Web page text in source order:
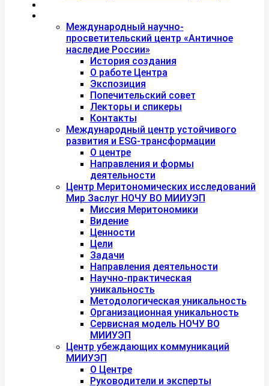
Международный научно-
просветительский центр «Античное
наследие России»
История создания
О работе Центра
Экспозиция
Попечительский совет
Лекторы и спикеры
Контакты
Международный центр устойчивого
развития и ESG-трансформации
О центре
Направления и формы
деятельности
Центр Меритономических исследований
Мир Заслуг НОЧУ ВО МИИУЭП
Миссия Меритономики
Видение
Ценности
Цели
Задачи
Направления деятельности
Научно-практическая
уникальность
Методологическая уникальность
Организационная уникальность
Сервисная модель НОЧУ ВО
МИИУЭП
Центр убеждающих коммуникаций
МИИУЭП
О Центре
Руководители и эксперты